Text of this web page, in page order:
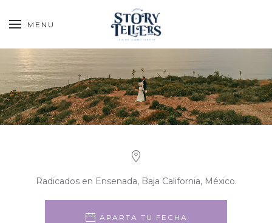
MENU
Radicados en Ensenada, Baja California, México.
APARTA TU FECHA